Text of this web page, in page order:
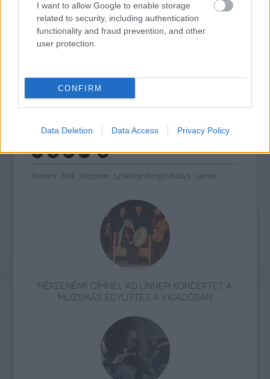
I want to allow Google to enable storage
related to security, including authentication
functionality and fraud prevention, and other
user protection.
CONFIRM
Data Deletion Data Access Privacy Policy
Időpont: Október 18. szombat, 19:00
Helyszín: Marczibányi Téri Művelődési
Központ
Mátyás
További információkitt.
Koncert Folk Népzene Szokolay Dongó Balázs Lemez
NÉPZENÉNK CÍMMEL AD ÜNNEPI KONCERTET A
MUZSIKÁS EGYÜTTES A VIGADÓBAN